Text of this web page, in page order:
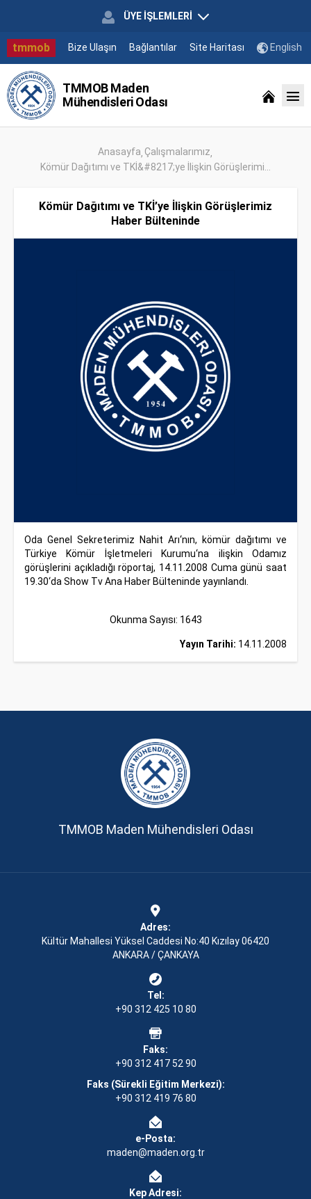
ÜYE İŞLEMLERİ
tmmob Bize Ulaşın Bağlantılar Site Haritası English
TMMOB Maden
Mühendisleri Odası
Anasayfa Çalışmalarımız
Kömür Dağıtımı ve TKİ&#8217;ye İlişkin Görüşlerimi...
Kömür Dağıtımı ve TKİ’ye İlişkin Görüşlerimiz
Haber Bülteninde
Oda Genel Sekreterimiz Nahit Arı‘nın, kömür dağıtımı ve
Türkiye Kömür İşletmeleri Kurumu‘na ilişkin Odamız
görüşlerini açıkladığı röportaj, 14.11.2008 Cuma günü saat
19.30‘da Show Tv Ana Haber Bülteninde yayınlandı.
Okunma Sayısı: 1643
Yayın Tarihi: 14.11.2008
TMMOB Maden Mühendisleri Odası
Adres:
Kültür Mahallesi Yüksel Caddesi No:40 Kızılay 06420
ANKARA / ÇANKAYA
Tel:
+90 312 425 10 80
Faks:
+90 312 417 52 90
Faks (Sürekli Eğitim Merkezi):
+90 312 419 76 80
e-Posta:
maden@maden.org.tr
Kep Adresi: